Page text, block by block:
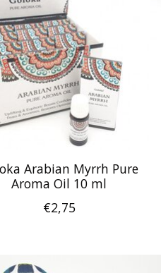
Arabian Myrrh Pure
Aroma Oil 10 ml
€2,75